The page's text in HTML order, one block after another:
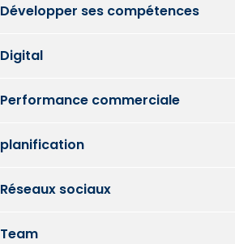
Développer ses compétences
Digital
Performance commerciale
planification
Réseaux sociaux
Team